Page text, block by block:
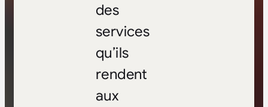
des
services
qu’ils
rendent
aux